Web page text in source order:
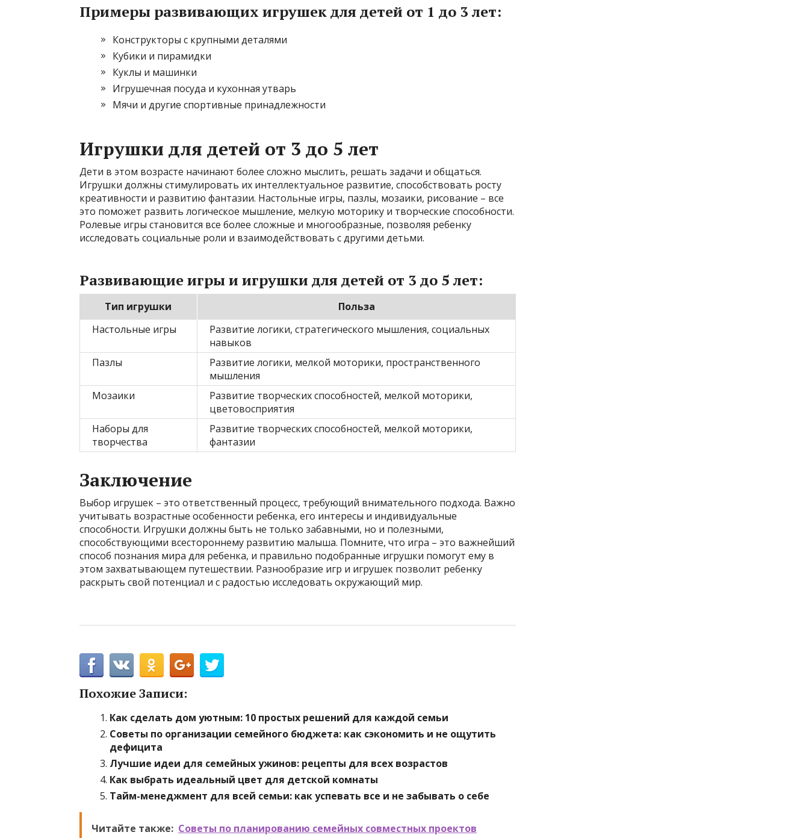
Примеры развивающих игрушек для детей от 1 до 3 лет:
Конструкторы с крупными деталями
Кубики и пирамидки
Куклы и машинки
Игрушечная посуда и кухонная утварь
Мячи и другие спортивные принадлежности
Игрушки для детей от 3 до 5 лет
Дети в этом возрасте начинают более сложно мыслить, решать задачи и общаться.
Игрушки должны стимулировать их интеллектуальное развитие, способствовать росту
креативности и развитию фантазии. Настольные игры, пазлы, мозаики, рисование – все
это поможет развить логическое мышление, мелкую моторику и творческие способности.
Ролевые игры становится все более сложные и многообразные, позволяя ребенку
исследовать социальные роли и взаимодействовать с другими детьми.
Развивающие игры и игрушки для детей от 3 до 5 лет:
Тип игрушки
Польза
Настольные игры
Развитие логики, стратегического мышления, социальных
навыков
Пазлы
Развитие логики, мелкой моторики, пространственного
мышления
Мозаики
Развитие творческих способностей, мелкой моторики,
цветовосприятия
Наборы для
творчества
Развитие творческих способностей, мелкой моторики,
фантазии
Заключение
Выбор игрушек – это ответственный процесс, требующий внимательного подхода. Важно
учитывать возрастные особенности ребенка, его интересы и индивидуальные
способности. Игрушки должны быть не только забавными, но и полезными,
способствующими всестороннему развитию малыша. Помните, что игра – это важнейший
способ познания мира для ребенка, и правильно подобранные игрушки помогут ему в
этом захватывающем путешествии. Разнообразие игр и игрушек позволит ребенку
раскрыть свой потенциал и с радостью исследовать окружающий мир.
Похожие Записи:
Как сделать дом уютным: 10 простых решений для каждой семьи
Советы по организации семейного бюджета: как сэкономить и не ощутить
дефицита
Лучшие идеи для семейных ужинов: рецепты для всех возрастов
Как выбрать идеальный цвет для детской комнаты
Тайм-менеджмент для всей семьи: как успевать все и не забывать о себе
Читайте также: Советы по планированию семейных совместных проектов